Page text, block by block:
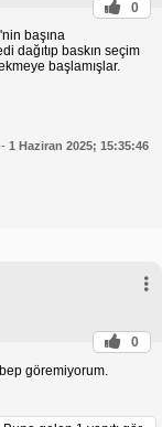
0
başına
dağıtıp baskın seçim
başlamışlar.
1 Haziran 2025; 15:35:46
0
göremiyorum.